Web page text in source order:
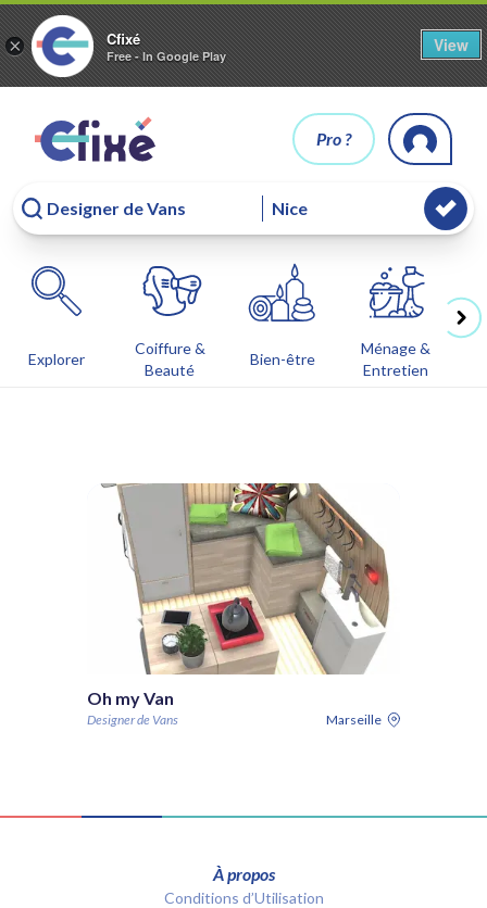
× Cfixé
Free - In Google Play
View
Pro ?
Explorer
Coiffure &
Beauté
Bien-être
Ménage &
Entretien
Oh my Van
Designer de Vans Marseille
À propos
Conditions d’Utilisation